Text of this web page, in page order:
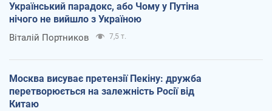
Український парадокс, або Чому у Путіна
нічого не вийшло з Україною
Віталій Портников 7,5 т.
Москва висуває претензії Пекіну: дружба
перетворюється на залежність Росії від
Китаю